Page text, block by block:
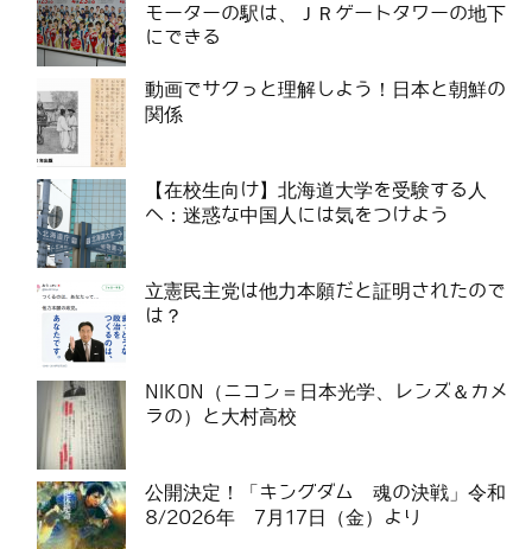
モーターの駅は、ＪＲゲートタワーの地下
にできる
動画でサクっと理解しよう！日本と朝鮮の
関係
【在校生向け】北海道大学を受験する人
へ：迷惑な中国人には気をつけよう
立憲民主党は他力本願だと証明されたので
は？
NIKON（ニコン＝日本光学、レンズ＆カメ
ラの）と大村高校
公開決定！「キングダム 魂の決戦」令和
8/2026年 7月17日（金）より